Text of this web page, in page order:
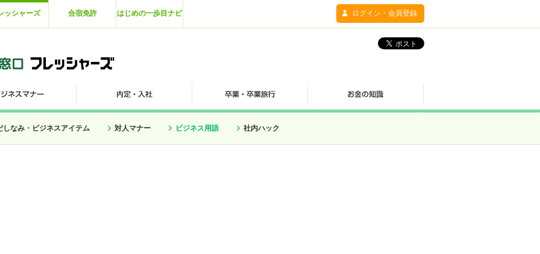
ッシャーズ 合宿免許 はじめの一歩目ナビ ログイン・会員登録
しなみ・ビジネスアイテム 対人マナー ビジネス用語 社内ハック